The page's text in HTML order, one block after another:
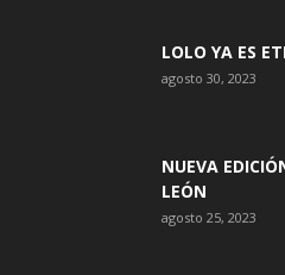
LOLO YA ES
agosto 30, 2023
NUEVA
LEÓN
agosto 25, 2023